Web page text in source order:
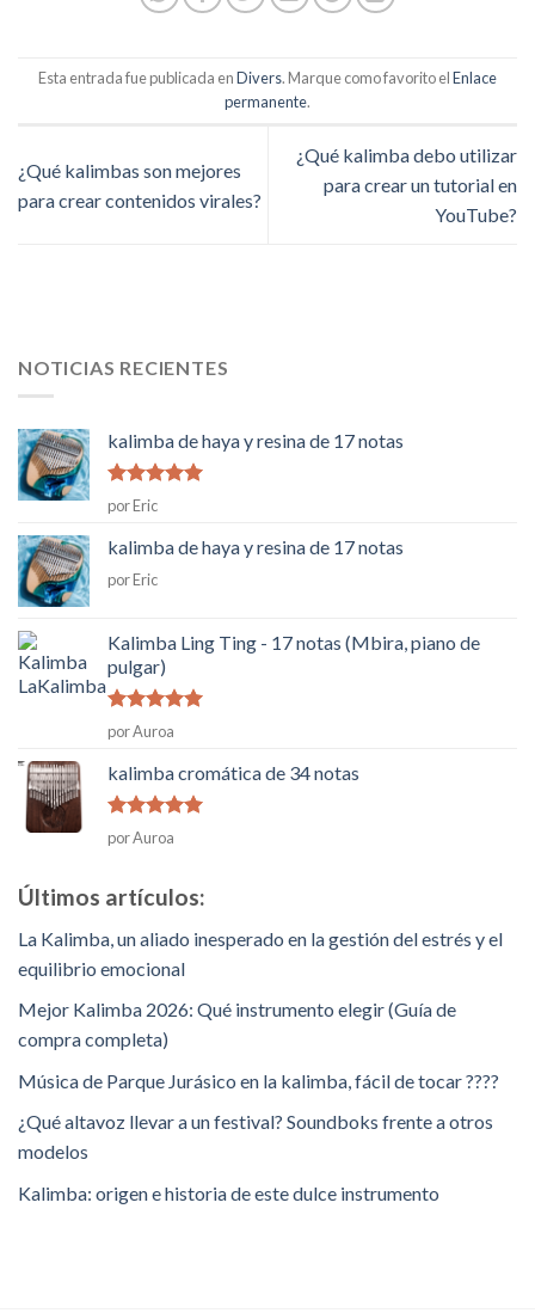
Esta entrada fue publicada enDivers. Marque como favorito elEnlace
permanente.
¿Qué kalimbas son mejores
para crear contenidos virales?
¿Qué kalimba debo utilizar
para crear un tutorial en
YouTube?
NOTICIAS RECIENTES
kalimba de haya y resina de 17 notas
Rated
5
por Eric
kalimba de haya y resina de 17 notas
por Eric
Kalimba Ling Ting - 17 notas (Mbira, piano de
pulgar)
Rated5de
5
por Auroa
kalimba cromática de 34 notas
Rated5de
5
por Auroa
Últimos artículos:
La Kalimba, un aliado inesperado en la gestión del estrés y el
equilibrio emocional
Mejor Kalimba 2026: Qué instrumento elegir (Guía de
compra completa)
Música de Parque Jurásico en la kalimba, fácil de tocar ????
¿Qué altavoz llevar a un festival? Soundboks frente a otros
modelos
Kalimba: origen e historia de este dulce instrumento